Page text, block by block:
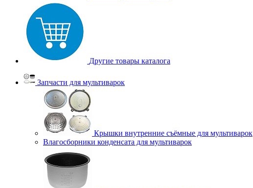
Другие товары каталога
Запчасти для мультиварок
Крышки внутренние съёмные для мультиварок
Влагосборники конденсата для мультиварок